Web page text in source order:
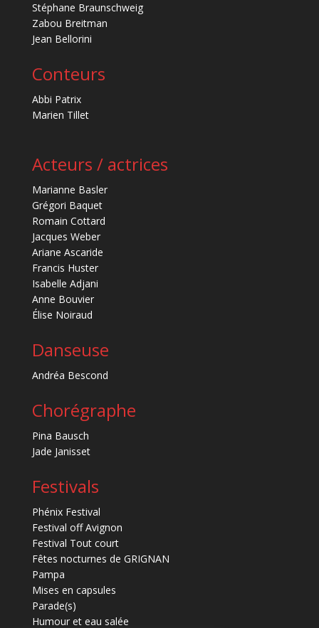
Stéphane Braunschweig
Zabou Breitman
Jean Bellorini
Conteurs
Abbi Patrix
Marien Tillet
Acteurs / actrices
Marianne Basler
Grégori Baquet
Romain Cottard
Jacques Weber
Ariane Ascaride
Francis Huster
Isabelle Adjani
Anne Bouvier
Élise Noiraud
Danseuse
Andréa Bescond
Chorégraphe
Pina Bausch
Jade Janisset
Festivals
Phénix Festival
Festival off Avignon
Festival Tout court
Fêtes nocturnes de GRIGNAN
Pampa
Mises en capsules
Parade(s)
Humour et eau salée